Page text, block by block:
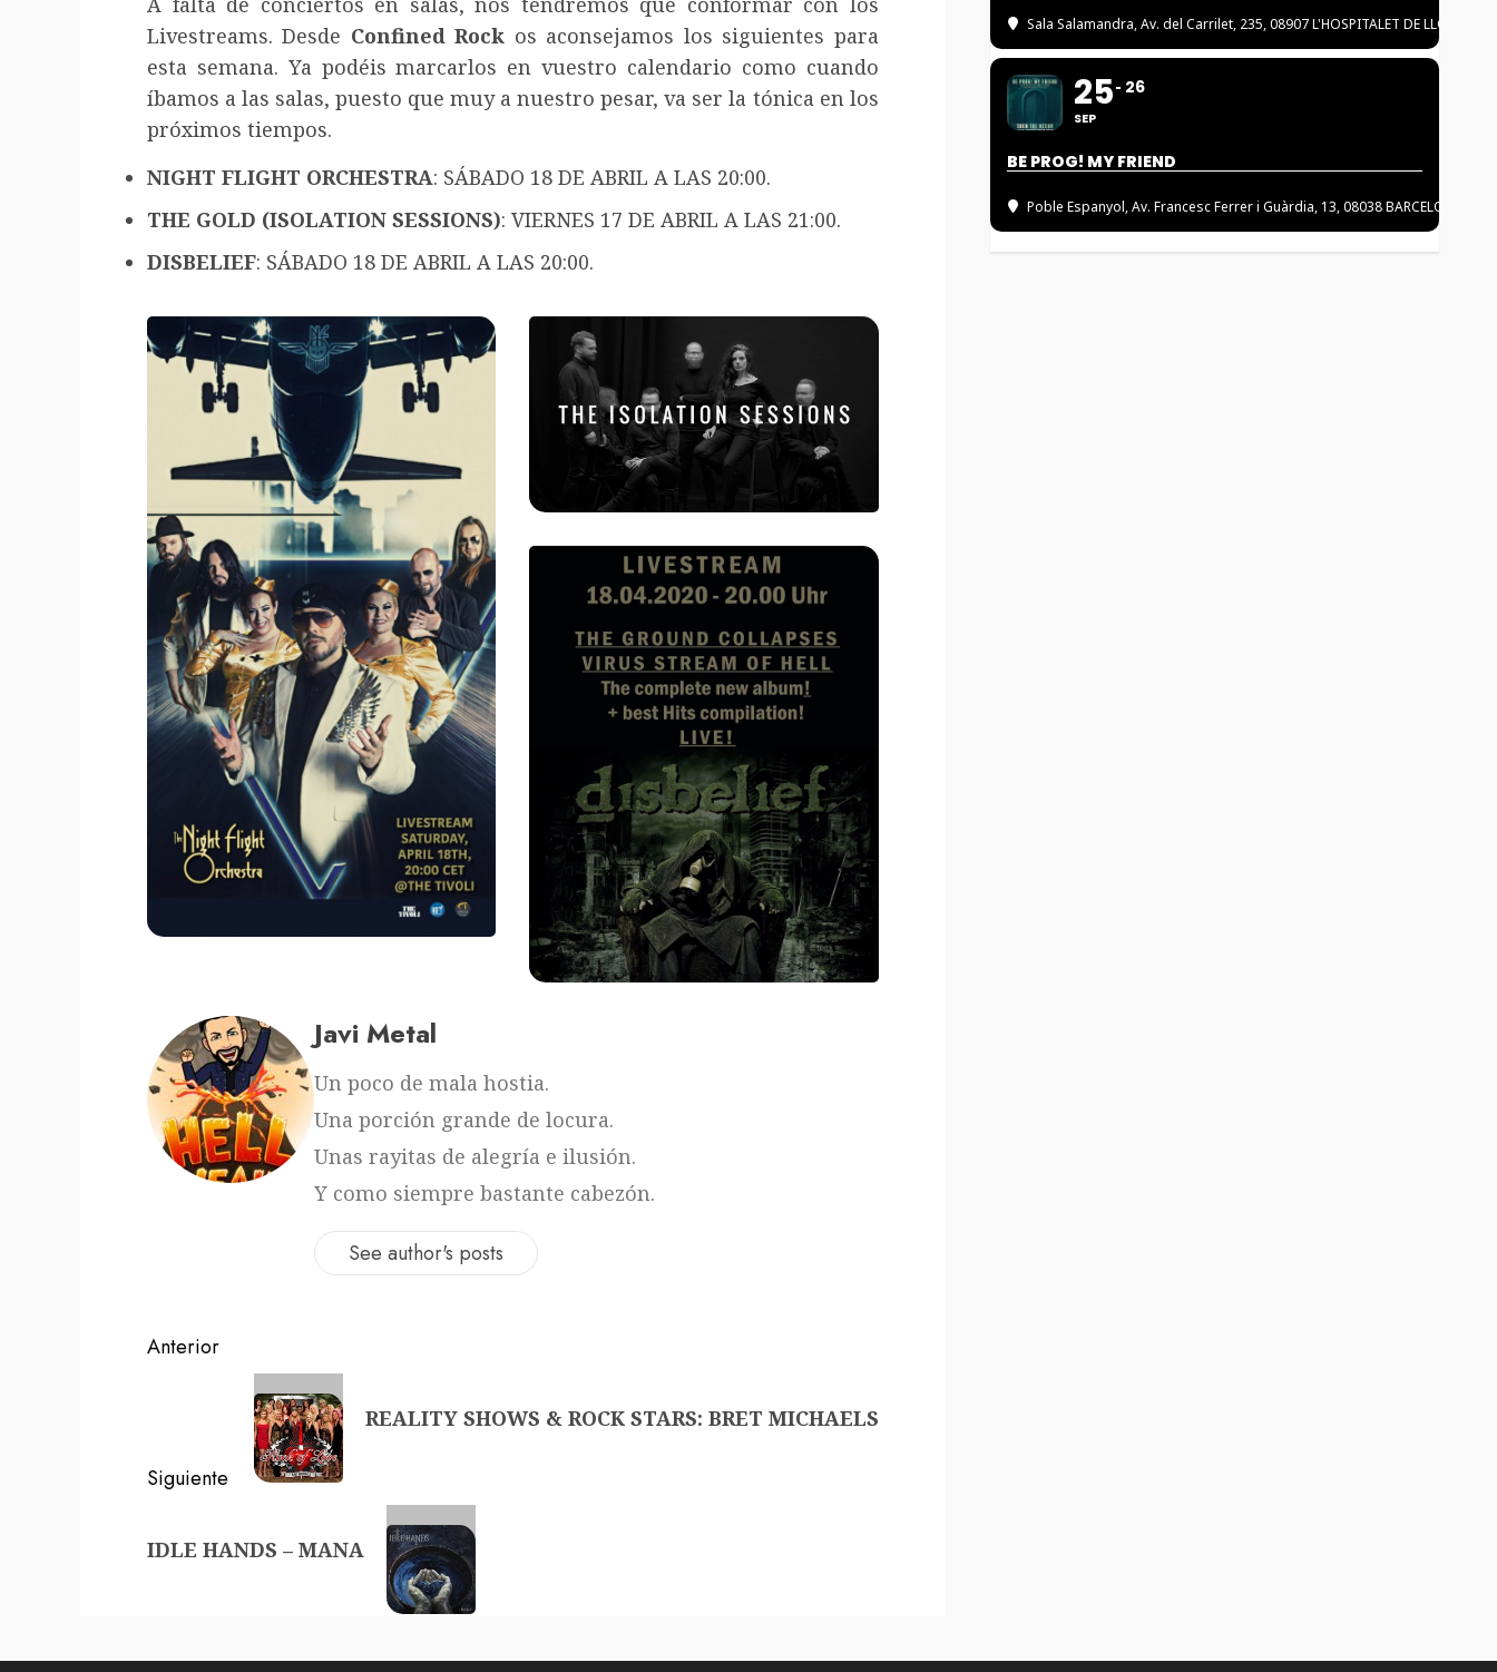
Livestreams. Desde Confined Rock os aconsejamos los siguientes para
esta semana. Ya podéis marcarlos en vuestro calendario como cuando
íbamos a las salas, puesto que muy a nuestro pesar, va ser la tónica en los
próximos tiempos.
NIGHT FLIGHT ORCHESTRA: SÁBADO 18 DE ABRIL A LAS 20:00.
THE GOLD (ISOLATION SESSIONS): VIERNES 17 DE ABRIL A LAS 21:00.
DISBELIEF: SÁBADO 18 DE ABRIL A LAS 20:00.
Javi Metal
Un poco de mala hostia.
Una porción grande de locura.
Unas rayitas de alegría e ilusión.
Y como siempre bastante cabezón.
See author's posts
Navegación
entradas
Anterior
REALITY SHOWS & ROCK STARS: BRET MICHAELS
Siguiente
entrada:
IDLE HANDS – MANA
Sala Salamandra, Av. del Carrilet, 235, 08907 L'HOSPITALET DE LLOBREGAT
25
SEP
26
BE PROG! MY FRIEND
Poble Espanyol, Av. Francesc Ferrer i Guàrdia, 13, 08038 BARCELONA